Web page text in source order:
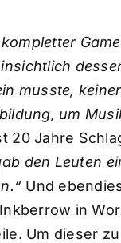
kompletter
musste,
um
20 Jahre
den Leuten
Und
in
Um dieser